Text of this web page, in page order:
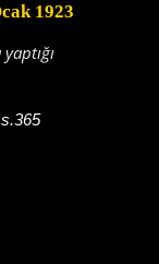
1923